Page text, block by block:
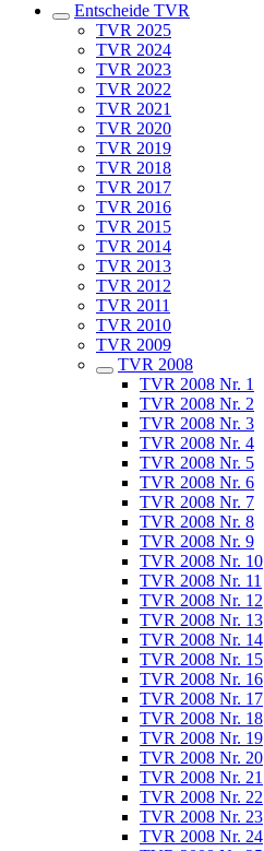
Entscheide TVR
TVR 2025
TVR 2024
TVR 2023
TVR 2022
TVR 2021
TVR 2020
TVR 2019
TVR 2018
TVR 2017
TVR 2016
TVR 2015
TVR 2014
TVR 2013
TVR 2012
TVR 2011
TVR 2010
TVR 2009
TVR 2008
TVR 2008 Nr. 1
TVR 2008 Nr. 2
TVR 2008 Nr. 3
TVR 2008 Nr. 4
TVR 2008 Nr. 5
TVR 2008 Nr. 6
TVR 2008 Nr. 7
TVR 2008 Nr. 8
TVR 2008 Nr. 9
TVR 2008 Nr. 10
TVR 2008 Nr. 11
TVR 2008 Nr. 12
TVR 2008 Nr. 13
TVR 2008 Nr. 14
TVR 2008 Nr. 15
TVR 2008 Nr. 16
TVR 2008 Nr. 17
TVR 2008 Nr. 18
TVR 2008 Nr. 19
TVR 2008 Nr. 20
TVR 2008 Nr. 21
TVR 2008 Nr. 22
TVR 2008 Nr. 23
TVR 2008 Nr. 24